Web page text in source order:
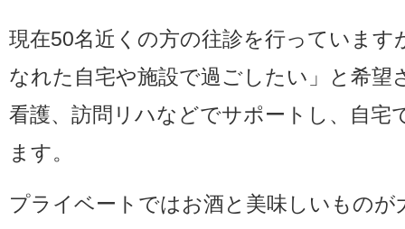
現在50名近くの方の往診を行っています
なれた自宅や施設で過ごしたい」と希望
看護、訪問リハなどでサポートし、自宅
ます。
プライベートではお酒と美味しいものが